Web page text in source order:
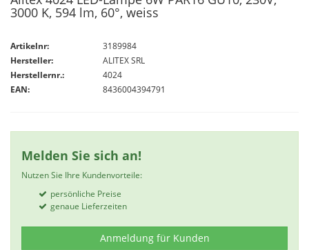
3000 K, 594 lm, 60°, weiss
Artikelnr:
3189984
Hersteller:
ALITEX SRL
Herstellernr.:
4024
EAN:
8436004394791
Melden Sie sich an!
Nutzen Sie Ihre Kundenvorteile:
persönliche Preise
genaue Lieferzeiten
Anmeldung für Kunden